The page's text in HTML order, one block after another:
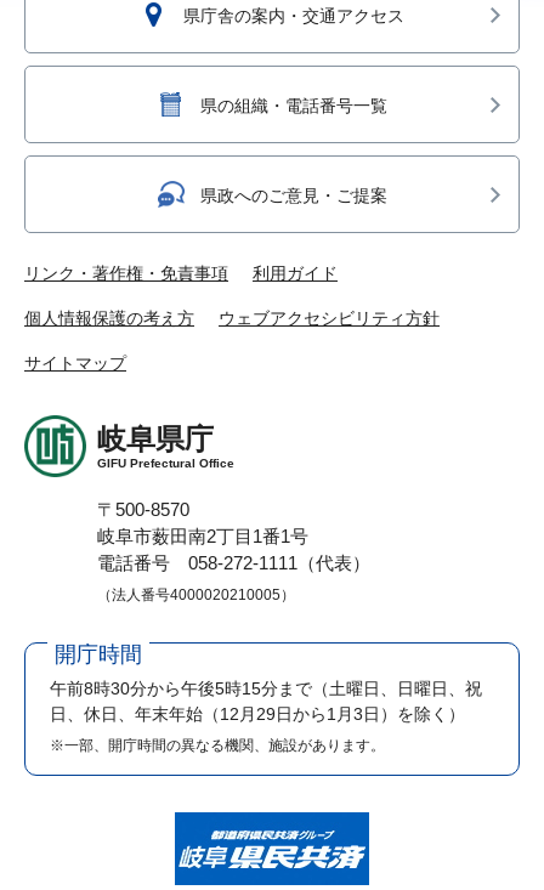
県庁舎の案内・交通アクセス
県の組織・電話番号一覧
県政へのご意見・ご提案
リンク・著作権・免責事項 利用ガイド
個人情報保護の考え方 ウェブアクセシビリティ方針
サイトマップ
岐阜県庁
GIFU Prefectural Office
〒500-8570
岐阜市薮田南2丁目1番1号
電話番号 058-272-1111（代表）
（法人番号4000020210005）
開庁時間
午前8時30分から午後5時15分まで （土曜日、日曜日、祝
日、休日、年末年始（12月29日から1月3日）を除く）
※一部、開庁時間の異なる機関、施設があります。